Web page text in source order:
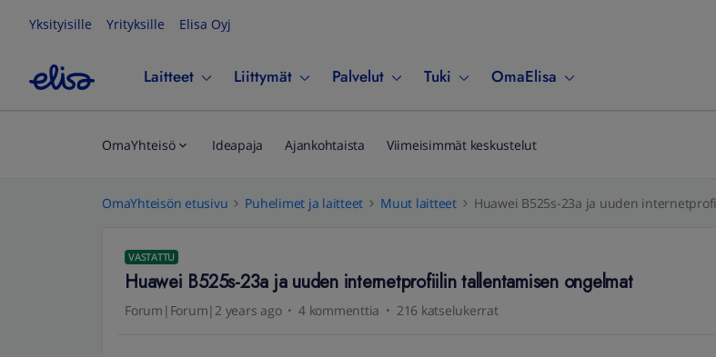
Yksityisille Yrityksille Elisa Oyj
Laitteet Liittymät Palvelut Tuki OmaElisa
OmaYhteisö Ideapaja Ajankohtaista Viimeisimmät keskustelut
OmaYhteisön etusivu Puhelimet ja laitteet Muut laitteet Huawei B525s-23a ja uuden
VASTATTU
Huawei B525s-23a ja uuden internetprofiilin tallentamisen ongelmat
Forum|Forum|2 years ago 4 kommenttia 216 katselukerrat